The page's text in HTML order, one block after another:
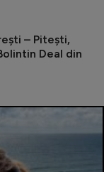
– Pitești,
Deal din